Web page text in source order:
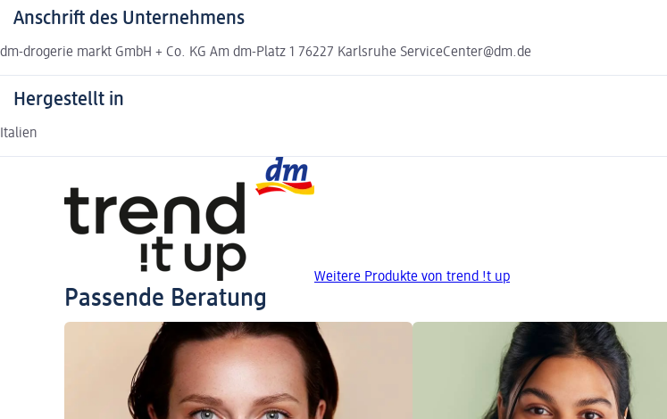
Anschrift des Unternehmens
dm-drogerie markt GmbH + Co. KG Am dm-Platz 1 76227 Karlsruhe ServiceCenter@dm.de
Hergestellt in
Italien
Weitere Produkte von trend !t up
Passende Beratung